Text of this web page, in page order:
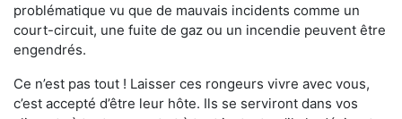
problématique vu que de mauvais incidents comme un
court-circuit, une fuite de gaz ou un incendie peuvent être
engendrés.
Ce n’est pas tout ! Laisser ces rongeurs vivre avec vous,
c’est accepté d’être leur hôte. Ils se serviront dans vos